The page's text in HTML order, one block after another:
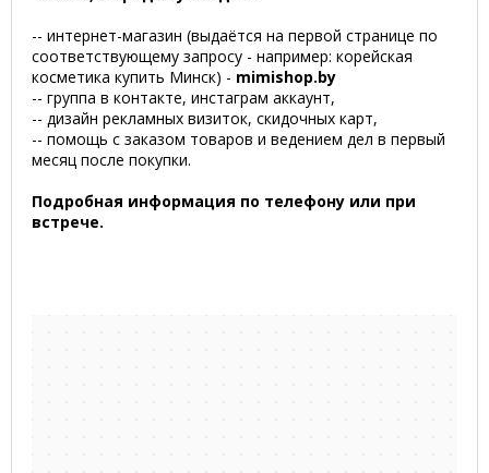
-- интернет-магазин (выдаётся на первой странице по
соответствующему запросу - например: корейская
косметика купить Минск) - mimishop.by
-- группа в контакте, инстаграм аккаунт,
-- дизайн рекламных визиток, скидочных карт,
-- помощь с заказом товаров и ведением дел в первый
месяц после покупки.
Подробная информация по телефону или при
встрече.